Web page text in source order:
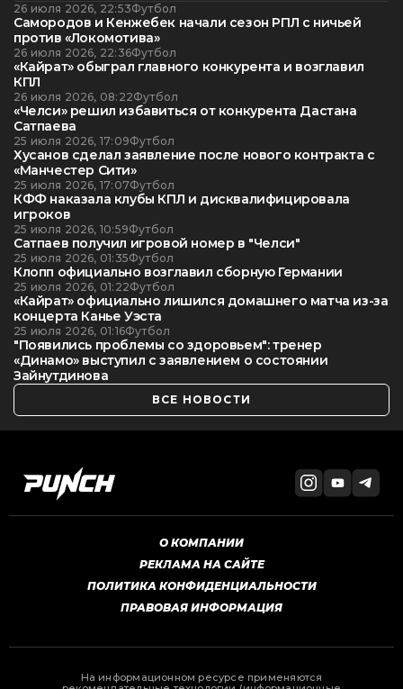
26 июля 2026, 22:53Футбол
Самородов и Кенжебек начали сезон РПЛ с ничьей
против «Локомотива»
26 июля 2026, 22:36Футбол
«Кайрат» обыграл главного конкурента и возглавил
КПЛ
26 июля 2026, 08:22Футбол
«Челси» решил избавиться от конкурента Дастана
Сатпаева
25 июля 2026, 17:09Футбол
Хусанов сделал заявление после нового контракта с
«Манчестер Сити»
25 июля 2026, 17:07Футбол
КФФ наказала клубы КПЛ и дисквалифицировала
игроков
25 июля 2026, 10:59Футбол
Сатпаев получил игровой номер в "Челси"
25 июля 2026, 01:35Футбол
Клопп официально возглавил сборную Германии
25 июля 2026, 01:22Футбол
«Кайрат» официально лишился домашнего матча из-за
концерта Канье Уэста
25 июля 2026, 01:16Футбол
"Появились проблемы со здоровьем": тренер
«Динамо» выступил с заявлением о состоянии
Зайнутдинова
ВСЕ НОВОСТИ
О КОМПАНИИ
РЕКЛАМА НА САЙТЕ
ПОЛИТИКА КОНФИДЕНЦИАЛЬНОСТИ
ПРАВОВАЯ ИНФОРМАЦИЯ
На информационном ресурсе применяются